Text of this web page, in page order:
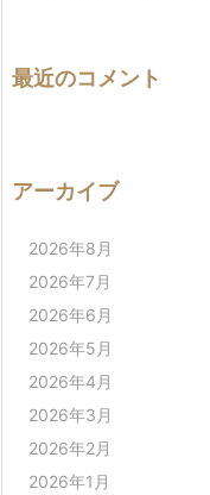
最近のコメント
アーカイブ
2026年8月
2026年7月
2026年6月
2026年5月
2026年4月
2026年3月
2026年2月
2026年1月